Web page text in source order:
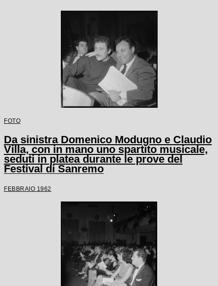
FOTO
Da sinistra Domenico Modugno e Claudio
Villa, con in mano uno spartito musicale,
seduti in platea durante le prove del
Festival di Sanremo
FEBBRAIO 1962